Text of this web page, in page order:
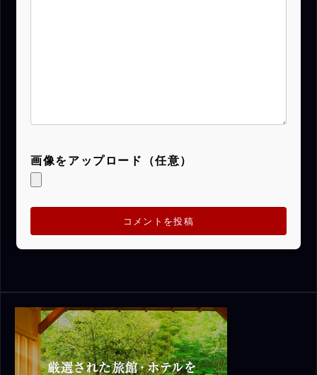
画像をアップロード（任意）